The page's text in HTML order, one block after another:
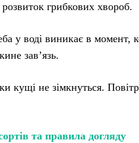
грибкових хвороб.
у воді виникає в момент,
зав’язь.
кущі не зімкнуться.
та правила догляду